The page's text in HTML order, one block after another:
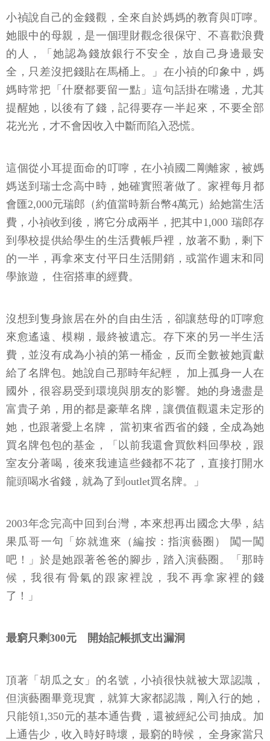
小禎說自己的金錢觀，全來自於媽媽的教育與叮嚀。
她眼中的母親，是一個理財觀念很保守、不喜歡浪費
的人，「她認為錢放銀行不安全，放自己身邊最安
全，只差沒把錢貼在馬桶上。」在小禎的印象中，媽
媽時常把「什麼都要留一點」這句話掛在嘴邊，尤其
提醒她，以後有了錢，記得要存一半起來，不要全部
花光光，才不會因收入中斷而陷入恐慌。
這個從小耳提面命的叮嚀，在小禎國二剛離家，被媽
媽送到瑞士念高中時，她確實照著做了。家裡每月都
會匯2,000元瑞郎（約值當時新台幣4萬元）給她當生活
費，小禎收到後，將它分成兩半，把其中1,000 瑞郎存
到學校提供給學生的生活費帳戶裡，放著不動，剩下
的一半，再拿來支付平日生活開銷，或當作週末和同
學旅遊， 住宿搭車的經費。
沒想到隻身旅居在外的自由生活，卻讓慈母的叮嚀愈
來愈遙遠、模糊，最終被遺忘。存下來的另一半生活
費，並沒有成為小禎的第一桶金，反而全數被她貢獻
給了名牌包。她說自己那時年紀輕， 加上孤身一人在
國外，很容易受到環境與朋友的影響。她的身邊盡是
富貴子弟，用的都是豪華名牌，讓價值觀還未定形的
她，也跟著愛上名牌， 當初東省西省的錢，全成為她
買名牌包包的基金，「以前我還會買飲料回學校，跟
室友分著喝，後來我連這些錢都不花了，直接打開水
龍頭喝水省錢，就為了到outlet買名牌。」
2003年念完高中回到台灣，本來想再出國念大學，結
果瓜哥一句「妳就進來（編按：指演藝圈） 闖一闖
吧！」於是她跟著爸爸的腳步，踏入演藝圈。「那時
候，我很有骨氣的跟家裡說，我不再拿家裡的錢
了！」
最窮只剩300元 開始記帳抓支出漏洞
頂著「胡瓜之女」的名號，小禎很快就被大眾認識，
但演藝圈畢竟現實，就算大家都認識，剛入行的她，
只能領1,350元的基本通告費，還被經紀公司抽成。加
上通告少，收入時好時壞，最窮的時候， 全身家當只